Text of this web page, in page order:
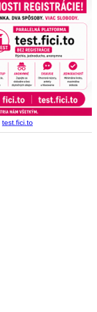
test.fici.to